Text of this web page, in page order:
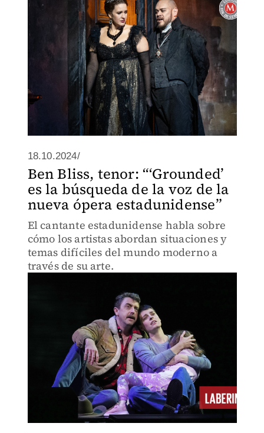
18.10.2024/
Ben Bliss, tenor: “‘Grounded’
es la búsqueda de la voz de la
nueva ópera estadunidense”
El cantante estadunidense habla sobre
cómo los artistas abordan situaciones y
temas difíciles del mundo moderno a
través de su arte.